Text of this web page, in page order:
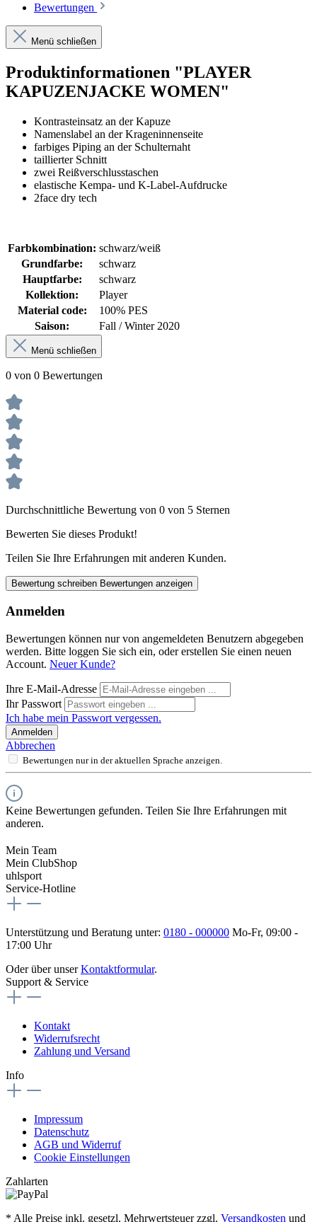
Bewertungen
Menü schließen
Produktinformationen "PLAYER
KAPUZENJACKE WOMEN"
Kontrasteinsatz an der Kapuze
Namenslabel an der Krageninnenseite
farbiges Piping an der Schulternaht
taillierter Schnitt
zwei Reißverschlusstaschen
elastische Kempa- und K-Label-Aufdrucke
2face dry tech
Farbkombination: schwarz/weiß
Grundfarbe:
schwarz
Hauptfarbe:
schwarz
Kollektion:
Player
Material code:
100% PES
Saison:
Fall / Winter 2020
Menü schließen
0 von 0 Bewertungen
Durchschnittliche Bewertung von 0 von 5 Sternen
Bewerten Sie dieses Produkt!
Teilen Sie Ihre Erfahrungen mit anderen Kunden.
Bewertung schreiben Bewertungen anzeigen
Anmelden
Bewertungen können nur von angemeldeten Benutzern abgegeben
werden. Bitte loggen Sie sich ein, oder erstellen Sie einen neuen
Account. Neuer Kunde?
Ihre E-Mail-Adresse
Ihr Passwort
Ich habe mein Passwort vergessen.
Anmelden
Abbrechen
Bewertungen nur in der aktuellen Sprache anzeigen.
Keine Bewertungen gefunden. Teilen Sie Ihre Erfahrungen mit
anderen.
Mein Team
Mein ClubShop
uhlsport
Service-Hotline
Unterstützung und Beratung unter: 0180 - 000000 Mo-Fr, 09:00 -
17:00 Uhr
Oder über unserKontaktformular.
Support & Service
Kontakt
Widerrufsrecht
Zahlung und Versand
Info
Impressum
Datenschutz
AGB und Widerruf
Cookie Einstellungen
Zahlarten
* Alle Preise inkl. gesetzl. Mehrwertsteuer zzgl. Versandkosten und